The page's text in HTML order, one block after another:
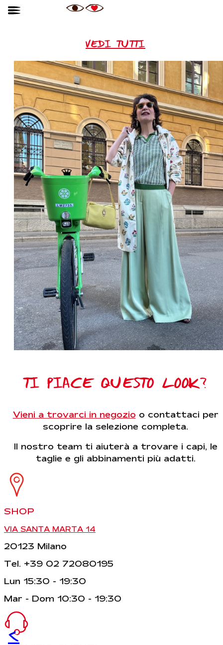
VEDI TUTTI
<
TI PIACE QUESTO LOOK?
Vieni a trovarci in negozio o contattaci per
scoprire la selezione completa.
Il nostro team ti aiuterà a trovare i capi, le
taglie e gli abbinamenti più adatti.
SHOP
VIA SANTA MARTA 14
20123 Milano
Tel. +39 02 72080195
Lun 15:30 - 19:30
Mar - Dom 10:30 - 19:30